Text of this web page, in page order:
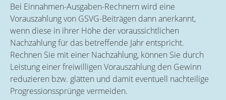
Bei Einnahmen-Ausgaben-Rechnern wird eine
Vorauszahlung von GSVG-Beiträgen dann anerkannt,
wenn diese in ihrer Höhe der voraussichtlichen
Nachzahlung für das betreffende Jahr entspricht.
Rechnen Sie mit einer Nachzahlung, können Sie durch
Leistung einer freiwilligen Vorauszahlung den Gewinn
reduzieren bzw. glätten und damit eventuell nachteilige
Progressionssprünge vermeiden.